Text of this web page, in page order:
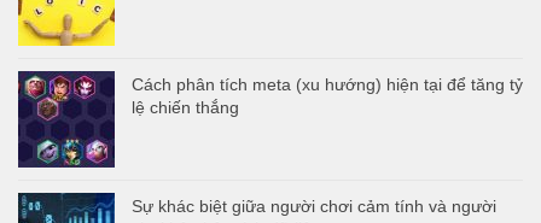
Cách phân tích meta (xu hướng) hiện tại để tăng tỷ
lệ chiến thắng
Sự khác biệt giữa người chơi cảm tính và người